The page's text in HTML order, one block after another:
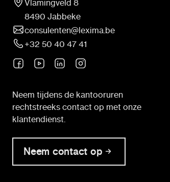
Vlamingveld 8
8490 Jabbeke
consulenten@lexima.be
+32 50 40 47 41
Neem tijdens de kantooruren
rechtstreeks contact op met onze
klantendienst.
Neem contact op